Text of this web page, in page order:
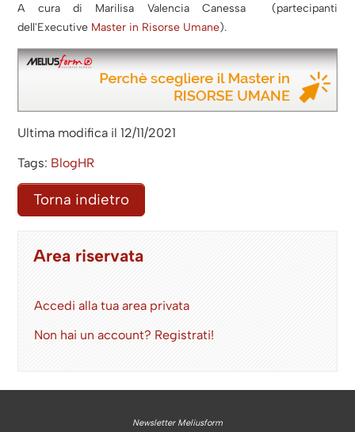
A cura di Marilisa Valencia Canessa (partecipanti
dell'Executive Master in Risorse Umane).
Ultima modifica il 12/11/2021
Tags: BlogHR
Torna indietro
Area riservata
Accedi alla tua area privata
Non hai un account? Registrati!
Newsletter Meliusform